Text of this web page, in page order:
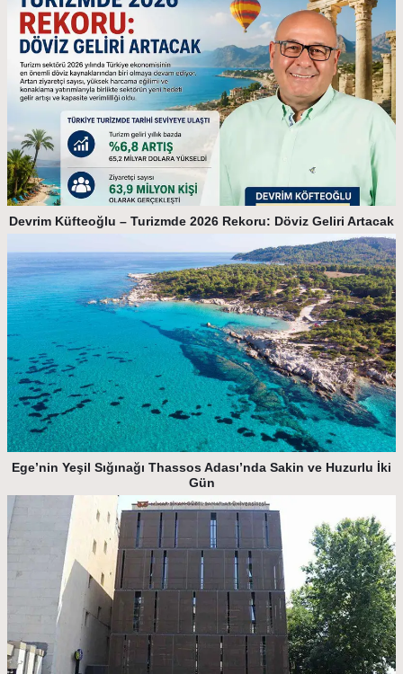
Devrim Küfteoğlu – Turizmde 2026 Rekoru: Döviz Geliri Artacak
Ege’nin Yeşil Sığınağı Thassos Adası’nda Sakin ve Huzurlu İki
Gün